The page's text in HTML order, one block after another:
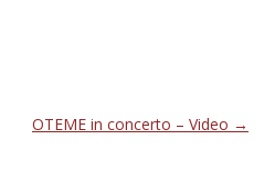
OTEME in concerto – Video →